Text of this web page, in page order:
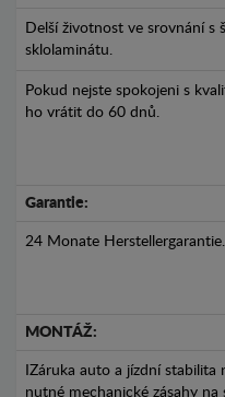
Delší životnost ve srovnání s
sklolaminátu.
Pokud nejste spokojeni s
ho vrátit do 60 dnů.
Garantie:
24 Monate Herstellergarantie.
MONTÁŽ:
IZáruka auto a jízdní stabilita
nutné mechanické zásahy